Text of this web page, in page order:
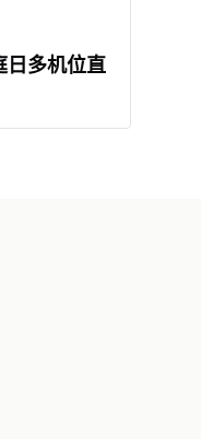
日多机位直